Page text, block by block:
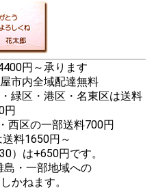
円～承ります
市内全域配達無料
緑区・港区・名東区は送料
円
西区の一部送料700円
料1650円～
）は+650円です。
・一部地域への
かねます。